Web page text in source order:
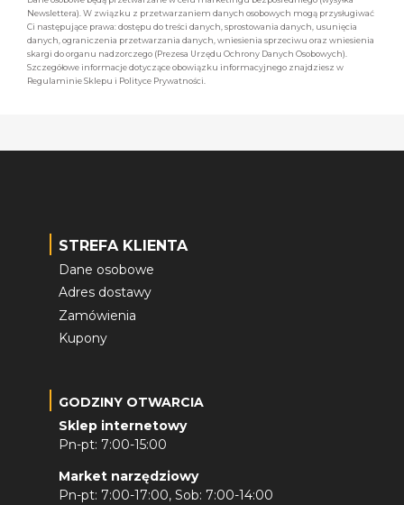
Newslettera). W związku z przetwarzaniem danych osobowych mogą przysługiwać
Ci następujące prawa: dostępu do treści danych, sprostowania danych, usunięcia
danych, ograniczenia przetwarzania danych, wniesienia sprzeciwu oraz wniesienia
skargi do organu nadzorczego (Prezesa Urzędu Ochrony Danych Osobowych).
Szczegółowe informacje dotyczące obowiązku informacyjnego znajdziesz w
Regulaminie Sklepu i Polityce Prywatności.
STREFA KLIENTA
Dane osobowe
Adres dostawy
Zamówienia
Kupony
GODZINY OTWARCIA
Sklep internetowy
Pn-pt: 7:00-15:00
Market narzędziowy
Pn-pt: 7:00-17:00, Sob: 7:00-14:00